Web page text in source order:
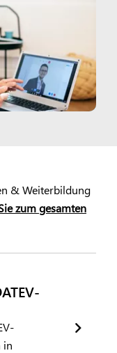
& Weiterbildung
zum gesamten
in